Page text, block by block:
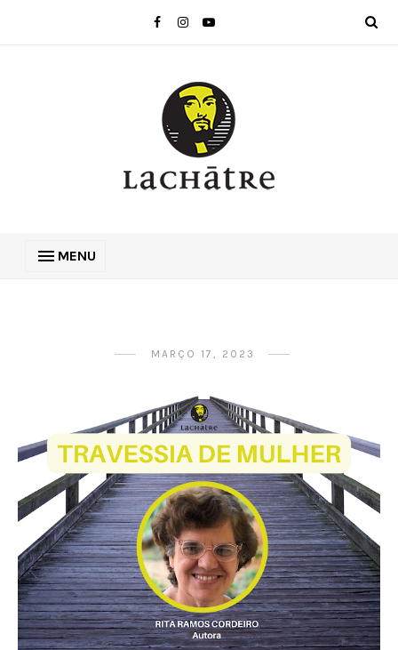
MENU
MARÇO 17, 2023